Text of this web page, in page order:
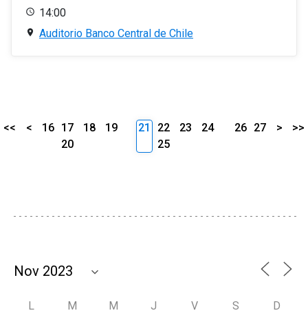
14:00
Auditorio Banco Central de Chile
<< < 16 17 18
19
20
21 22 23
24
25
26 27 > >>
L M M J V S D